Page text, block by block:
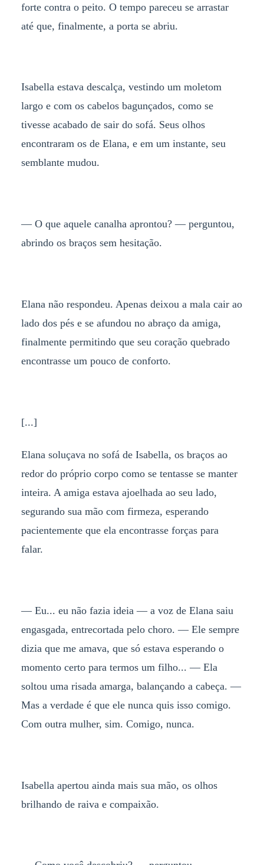
forte contra o peito. O tempo pareceu se arrastar
até que, finalmente, a porta se abriu.
Isabella estava descalça, vestindo um moletom
largo e com os cabelos bagunçados, como se
tivesse acabado de sair do sofá. Seus olhos
encontraram os de Elana, e em um instante, seu
semblante mudou.
— O que aquele canalha aprontou? — perguntou,
abrindo os braços sem hesitação.
Elana não respondeu. Apenas deixou a mala cair ao
lado dos pés e se afundou no abraço da amiga,
finalmente permitindo que seu coração quebrado
encontrasse um pouco de conforto.
[...]
Elana soluçava no sofá de Isabella, os braços ao
redor do próprio corpo como se tentasse se manter
inteira. A amiga estava ajoelhada ao seu lado,
segurando sua mão com firmeza, esperando
pacientemente que ela encontrasse forças para
falar.
— Eu... eu não fazia ideia — a voz de Elana saiu
engasgada, entrecortada pelo choro. — Ele sempre
dizia que me amava, que só estava esperando o
momento certo para termos um filho... — Ela
soltou uma risada amarga, balançando a cabeça. —
Mas a verdade é que ele nunca quis isso comigo.
Com outra mulher, sim. Comigo, nunca.
Isabella apertou ainda mais sua mão, os olhos
brilhando de raiva e compaixão.